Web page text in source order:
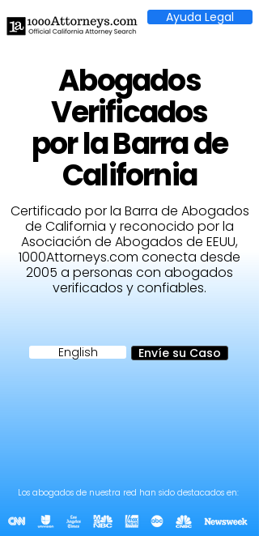
Ayuda Legal
Abogados
Verificados
por la Barra de
California
Certificado por la Barra de Abogados
de California y reconocido por la
Asociación de Abogados de EEUU,
1000Attorneys.com conecta desde
2005 a personas con abogados
verificados y confiables.
English Envíe su Caso
Los abogados de nuestra red han sido destacados en: